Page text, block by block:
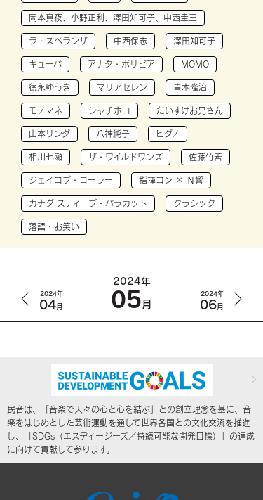
岡本真夜、小野正利、澤田知可子、中西圭三
ラ・スペランザ 中西保志 澤田知可子
キューバ アナタ・ボリビア MOMO
徳永ゆうき マリアセレン 青木隆治
モノマネ シャチホコ だいすけお兄さん
山本リンダ 八神純子 ヒダノ
相川七瀬 ザ・ワイルドワンズ 佐藤竹善
ジェイコブ・コーラー 指揮コン × Ｎ響
カナダ スティーブ・バラカット クラシック
落語・お笑い
2024年
04月
2024年
05月
2024年
06月
民音は、「音楽で人々の心と心を結ぶ」との創立理念を基に、音
楽をはじめとした芸術運動を通して世界各国との文化交流を推進
し、「SDGs（エスディージーズ／持続可能な開発目標）」の達成
に向けて貢献して参ります。